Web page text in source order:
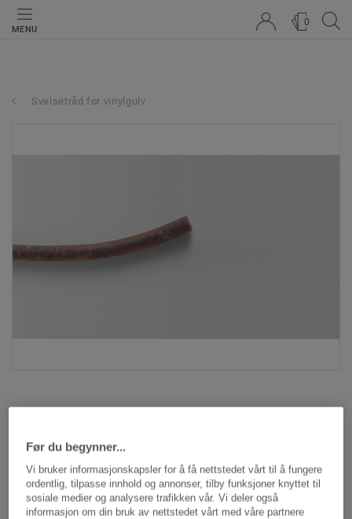
MENU
0
Sveisetråd for vinylgulv
Hele kolleksjonen (1477)
Før du begynner...
Vi bruker informasjonskapsler for å få nettstedet vårt til å fungere
ordentlig, tilpasse innhold og annonser, tilby funksjoner knyttet til
sosiale medier og analysere trafikken vår. Vi deler også
informasjon om din bruk av nettstedet vårt med våre partnere